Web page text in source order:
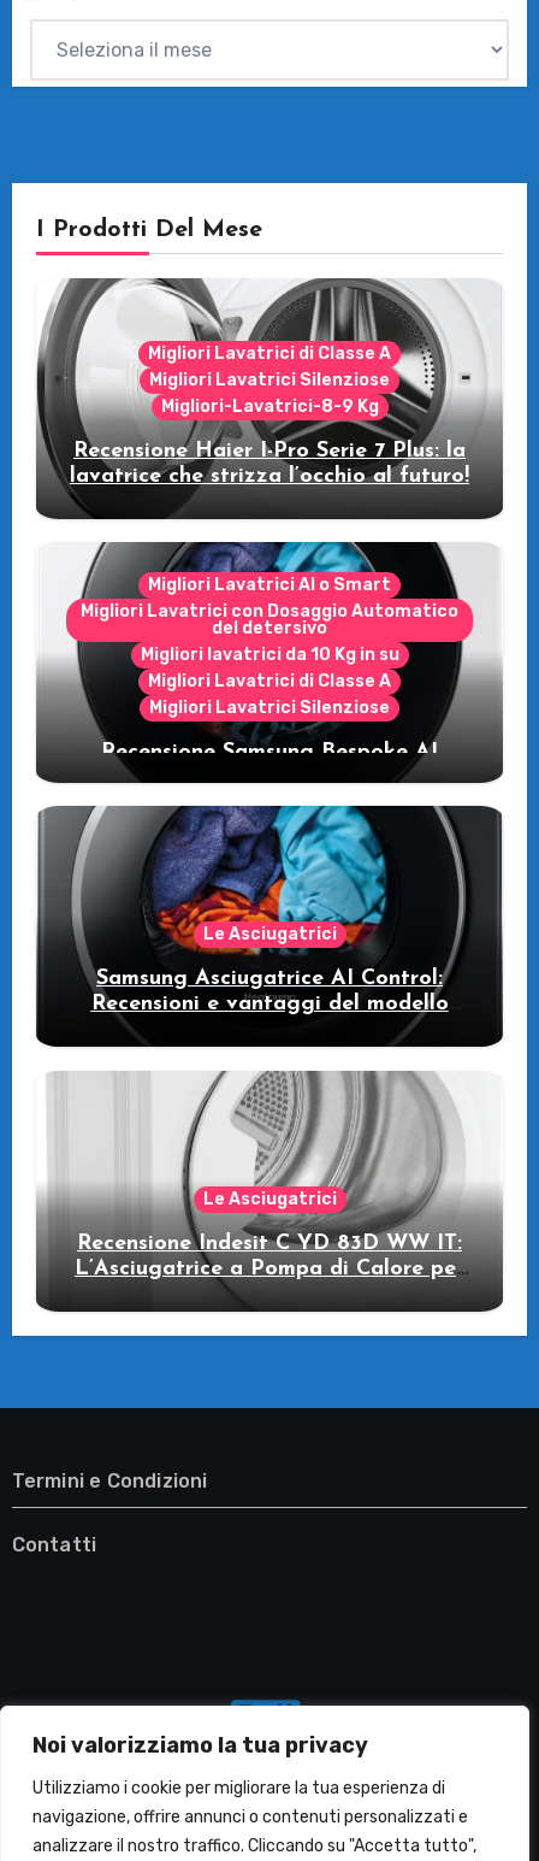
Noi valorizziamo la tua privacy
Utilizziamo i cookie per migliorare la tua esperienza di
navigazione, offrire annunci o contenuti personalizzati e
analizzare il nostro traffico. Cliccando su "Accetta tutto",
I Prodotti Del Mese
Migliori Lavatrici di Classe A
Migliori Lavatrici Silenziose
Migliori-Lavatrici-8-9 Kg
Recensione Haier I-Pro Serie 7 Plus: la
lavatrice che strizza l’occhio al futuro!
Migliori Lavatrici AI o Smart
Migliori Lavatrici con Dosaggio Automatico
del detersivo
Migliori lavatrici da 10 Kg in su
Migliori Lavatrici di Classe A
Migliori Lavatrici Silenziose
Recensione Samsung Bespoke AI
WW11DB7B94GE/U3: la lavatrice
intelligente che fa risparmiare
Le Asciugatrici
Samsung Asciugatrice AI Control:
Recensioni e vantaggi del modello
Le Asciugatrici
Recensione Indesit C YD 83D WW IT:
L’Asciugatrice a Pompa di Calore per
il Tuo Benessere
Termini e Condizioni
Contatti